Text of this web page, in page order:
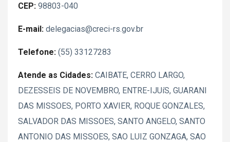
CEP: 98803-040
E-mail: delegacias@creci-rs.gov.br
Telefone: (55) 33127283
Atende as Cidades: CAIBATE, CERRO LARGO,
DEZESSEIS DE NOVEMBRO, ENTRE-IJUíS, GUARANI
DAS MISSOES, PORTO XAVIER, ROQUE GONZALES,
SALVADOR DAS MISSOES, SANTO ANGELO, SANTO
ANTONIO DAS MISSOES, SAO LUIZ GONZAGA, SAO